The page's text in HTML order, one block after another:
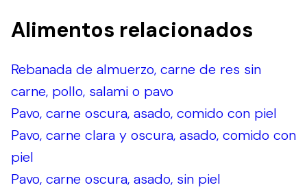
Alimentos relacionados
Rebanada de almuerzo, carne de res sin
carne, pollo, salami o pavo
Pavo, carne oscura, asado, comido con piel
Pavo, carne clara y oscura, asado, comido con
piel
Pavo, carne oscura, asado, sin piel